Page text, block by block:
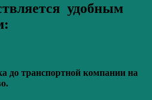
удобным
до транспортной компании на